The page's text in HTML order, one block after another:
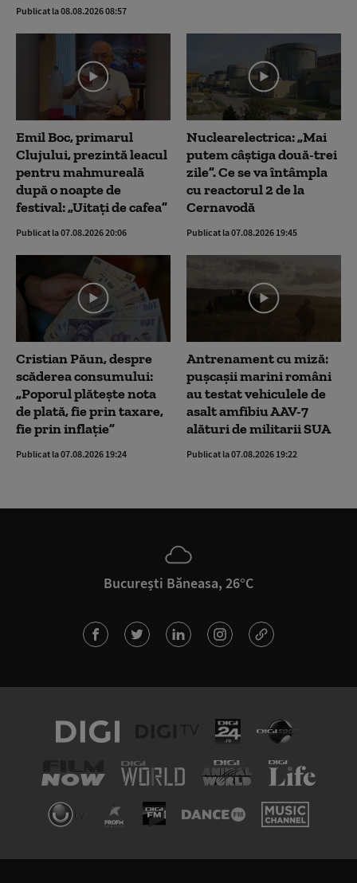
Publicat la 08.08.2026 08:57
Emil Boc, primarul
Clujului, prezintă leacul
pentru mahmureală
după o noapte de
festival: „Uitați de cafea”
Publicat la 07.08.2026 20:06
Nuclearelectrica: „Mai
putem câștiga două-trei
zile”. Ce se va întâmpla
cu reactorul 2 de la
Cernavodă
Publicat la 07.08.2026 19:45
Cristian Păun, despre
scăderea consumului:
„Poporul plătește nota
de plată, fie prin taxare,
fie prin inflație”
Publicat la 07.08.2026 19:24
Antrenament cu miză:
pușcașii marini români
au testat vehiculele de
asalt amfibiu AAV-7
alături de militarii SUA
Publicat la 07.08.2026 19:22
București Băneasa, 26°C